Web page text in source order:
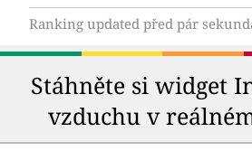
Ranking updated před pár
Stáhněte si widget
vzduchu v